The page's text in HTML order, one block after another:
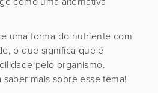
uma forma do nutriente com
o que significa que é
pelo organismo.
mais sobre esse tema!